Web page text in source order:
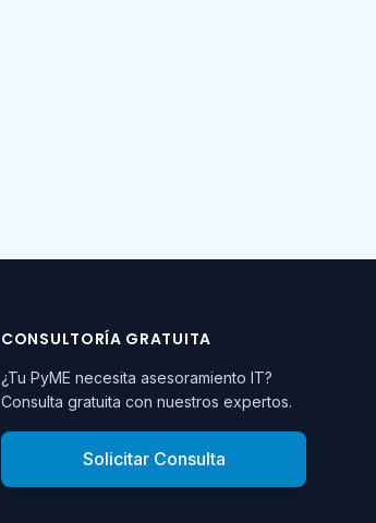
CONSULTORÍA GRATUITA
¿Tu PyME necesita asesoramiento IT?
Consulta gratuita con nuestros expertos.
Solicitar Consulta